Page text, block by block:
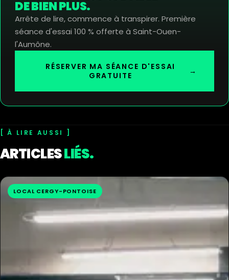
DE BIEN PLUS.
Arrête de lire, commence à transpirer. Première
séance d'essai 100 % offerte à Saint-Ouen-
l'Aumône.
RÉSERVER MA SÉANCE D'ESSAI
GRATUITE
→
À LIRE AUSSI
ARTICLESLIÉS.
LOCAL CERGY-PONTOISE